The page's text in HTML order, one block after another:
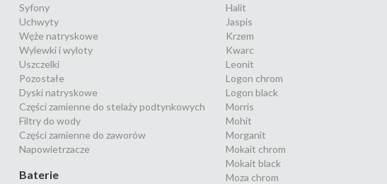
Syfony
Uchwyty
Węże natryskowe
Wylewki i wyloty
Uszczelki
Pozostałe
Dyski natryskowe
Części zamienne do stelaży podtynkowych
Filtry do wody
Części zamienne do zaworów
Napowietrzacze
Baterie
Halit
Jaspis
Krzem
Kwarc
Leonit
Logon chrom
Logon black
Morris
Mohit
Morganit
Mokait chrom
Mokait black
Moza chrom